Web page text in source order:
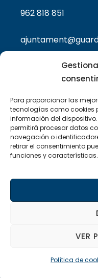
Para proporcionar las
tecnologías como
información del
permitirá procesar datos
navegación o
retirar el consentimiento
funciones y características.
VER
Política de
962 818 851
TEXTOS
Política de
Política de cookies
Aviso legal
© 2024
Soluciones SL